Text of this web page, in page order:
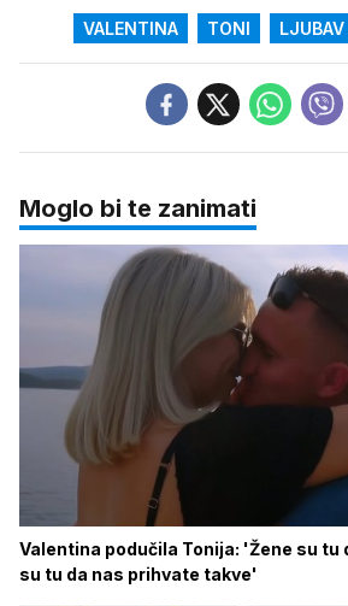
VALENTINA TONI
Moglo bi te zanimati
Valentina podučila Tonija: 'Žene su tu
su tu da nas prihvate takve'